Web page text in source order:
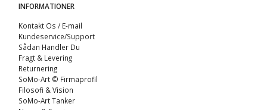
INFORMATIONER
Kontakt Os / E-mail
Kundeservice/Support
Sådan Handler Du
Fragt & Levering
Returnering
SoMo-Art © Firmaprofil
Filosofi & Vision
SoMo-Art Tanker